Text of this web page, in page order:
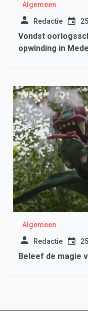
Algemeen
Redactie
Vondst
opwinding in
Algemeen
Redactie
Beleef de magie